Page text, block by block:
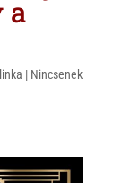
a
| Nincsenek